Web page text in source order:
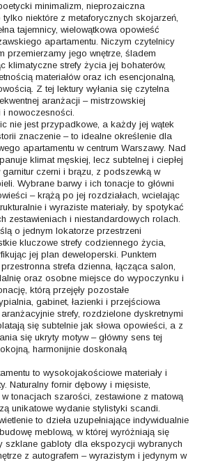
minimalizm, nieprozaiczna
niektóre z metaforycznych skojarzeń,
tajemnicy, wielowątkowa opowieść
apartamentu. Niczym czytelnicy
przemierzamy jego wnętrze, śladem
klimatyczne strefy życia jej bohaterów,
materiałów oraz ich esencjonalną,
Z tej lektury wyłania się czytelna
aranżacji – mistrzowskiej
nowoczesności.
nie jest przypadkowe, a każdy jej wątek
znaczenie – to idealne określenie dla
apartamentu w centrum Warszawy. Nad
klimat męskiej, lecz subtelnej i ciepłej
czerni i brązu, z podszewką w
Wybrane barwy i ich tonacje to główni
– krążą po jej rozdziałach, wcielając
i wyraziste materiały, by spotykać
zestawieniach i niestandardowych rolach.
o jednym lokatorze przestrzeni
kluczowe strefy codziennego życia,
jej plan deweloperski. Punktem
strefa dzienna, łącząca salon,
oraz osobne miejsce do wypoczynku i
którą przejęły pozostałe
gabinet, łazienki i przejściowa
strefy, rozdzielone dyskretnymi
się subtelnie jak słowa opowieści, a z
się ukryty motyw – główny sens tej
harmonijnie doskonałą
to wysokojakościowe materiały i
Naturalny fornir dębowy i mięsiste,
w tonacjach szarości, zestawione z matową
unikatowe wydanie stylistyki scandi.
to dzieła uzupełniające indywidualnie
meblową, w której wyróżniają się
szklane gabloty dla ekspozycji wybranych
z autografem – wyrazistym i jedynym w